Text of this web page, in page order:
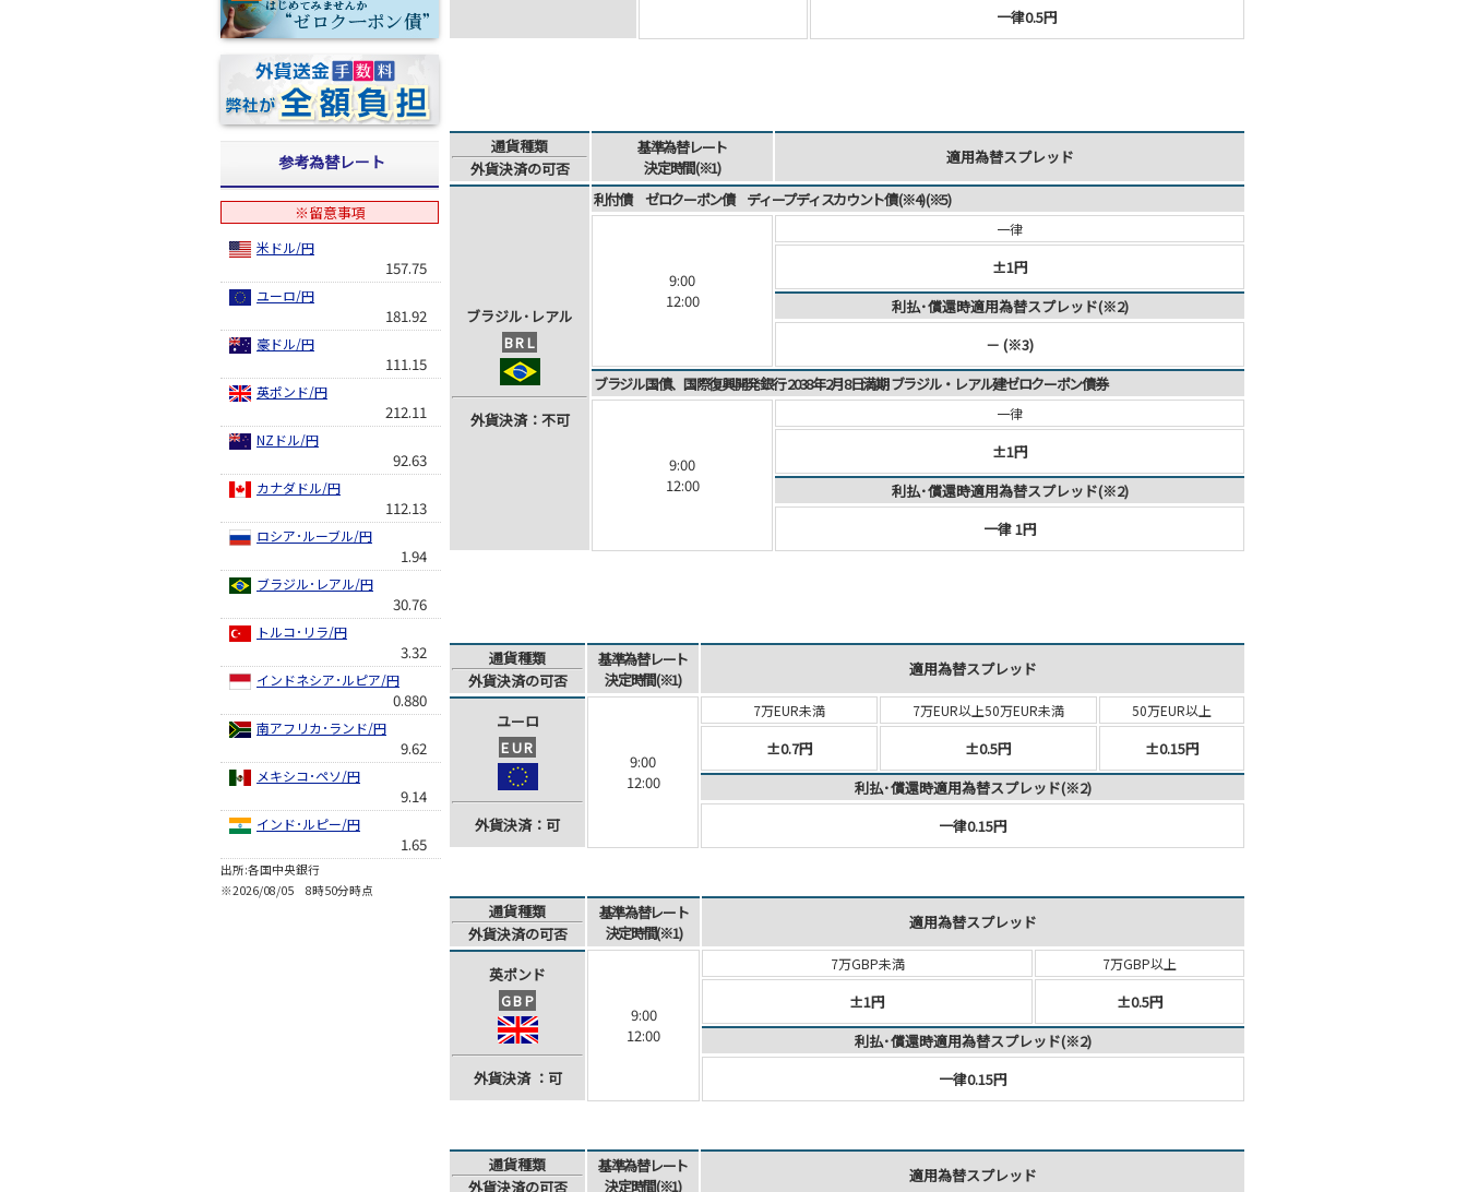
一律0.5円
通貨種類
外貨決済の可否
基準為替レート
決定時間(※1)
適用為替スプレッド
ブラジル･ レアル
BRL
外貨決済：不可
利付債 ゼロクーポン債 ディープディスカウント債 (※4) (※5)
9:00
12:00
一律
±1円
利払･償還時適用為替スプレッド(※2)
－ (※3)
ブラジル国債、国際復興開発銀行 2038年2月8日満期 ブラジル・レアル建ゼロクーポン債券
9:00
12:00
一律
±1円
利払･償還時適用為替スプレッド(※2)
一律 1円
通貨種類
外貨決済の可否
基準為替レート
決定時間(※1)
適用為替スプレッド
ユーロ
EUR
外貨決済：可
9:00
12:00
7万EUR未満 7万EUR以上50万EUR未満 50万EUR以上
±0.7円 ±0.5円
±0.15円
利払･償還時適用為替スプレッド(※2)
一律0.15円
通貨種類
外貨決済の可否
基準為替レート
決定時間(※1)
適用為替スプレッド
英ポンド
GBP
外貨決済：可
9:00
12:00
7万GBP未満 7万GBP以上
±1円
±0.5円
利払･償還時適用為替スプレッド(※2)
一律0.15円
通貨種類
外貨決済の可否
基準為替レート
決定時間(※1)
適用為替スプレッド
参考為替レート
※留意事項
米ドル/円
157.75
ユーロ/円
181.92
豪ドル/円
111.15
英ポンド/円
212.11
NZドル/円
92.63
カナダドル/円
112.13
ロシア･ルーブル/円
1.94
ブラジル･レアル/円
30.76
トルコ･リラ/円
3.32
インドネシア･ルピア/円
0.880
南アフリカ･ランド/円
9.62
メキシコ･ペソ/円
9.14
インド･ルピー/円
1.65
出所:各国中央銀行
※2026/08/05 8時50分時点